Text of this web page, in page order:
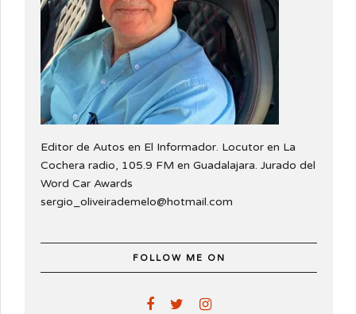
Editor de Autos en El Informador. Locutor en La
Cochera radio, 105.9 FM en Guadalajara. Jurado del
Word Car Awards
sergio_oliveirademelo@hotmail.com
FOLLOW ME ON